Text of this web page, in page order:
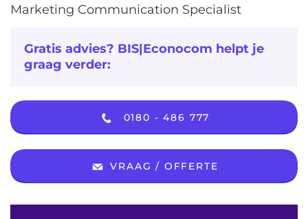
Marketing Communication Specialist
Gratis advies? BIS|Econocom helpt je
graag verder:
0180 - 486 777
VRAAG / OFFERTE